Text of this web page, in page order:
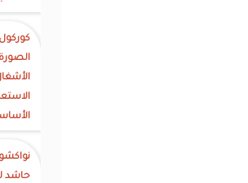
حاشد